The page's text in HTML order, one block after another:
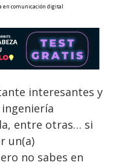
en comunicación digital
interesantes y
entre otras… si
un(a)
no sabes en